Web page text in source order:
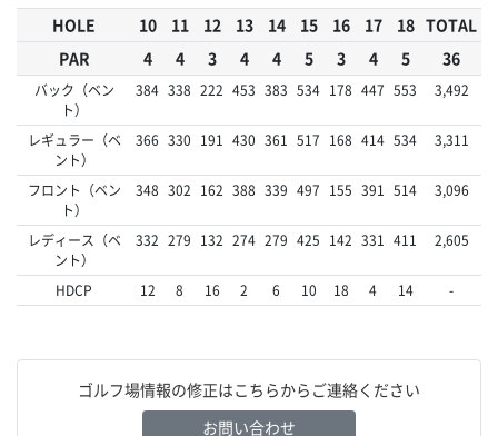
HOLE 10 11 12 13 14 15 16 17 18 TOTAL
PAR
4 4 3 4 4 5 3 4 5 36
バック（ベン
ト）
384 338 222 453 383 534 178 447 553 3,492
レギュラー（ベ
ント）
366 330 191 430 361 517 168 414 534 3,311
フロント（ベン
ト）
348 302 162 388 339 497 155 391 514 3,096
レディース（ベ
ント）
332 279 132 274 279 425 142 331 411 2,605
HDCP 12 8 16 2 6 10 18 4 14 -
ゴルフ場情報の修正はこちらからご連絡ください
お問い合わせ